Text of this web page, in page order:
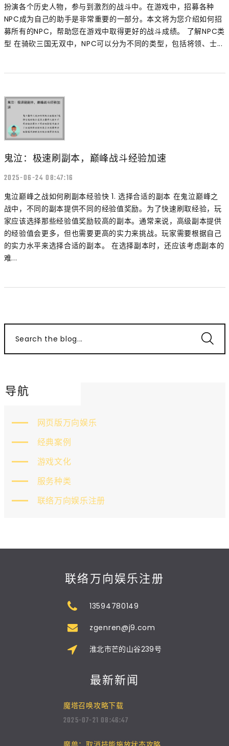
扮演各个历史人物，参与到激烈的战斗中。在游戏中，招募各种
NPC成为自己的助手是非常重要的一部分。本文将为您介绍如何招
募所有的NPC，帮助您在游戏中取得更好的战斗成绩。 了解NPC类
型 在骑砍三国无双中，NPC可以分为不同的类型，包括将领、士...
鬼泣：极速刷副本，巅峰战斗经验加速
2025-06-24 08:47:16
鬼泣巅峰之战如何刷副本经验快 1. 选择合适的副本 在鬼泣巅峰之
战中，不同的副本提供不同的经验值奖励。为了快速刷取经验，玩
家应该选择那些经验值奖励较高的副本。通常来说，高级副本提供
的经验值会更多，但也需要更高的实力来挑战。玩家需要根据自己
的实力水平来选择合适的副本。 在选择副本时，还应该考虑副本的
难...
Search the blog...
导航
网页版万向娱乐
经典案例
游戏文化
服务种类
联络万向娱乐注册
联络万向娱乐注册
13594780149
zgenren@j9.com
淮北市芒的山谷239号
最新新闻
魔塔召唤攻略下载
2025-07-21 08:46:47